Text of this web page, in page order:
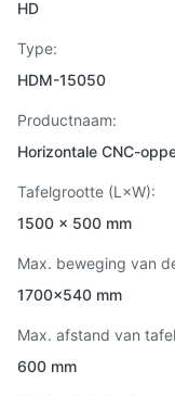
HD
Type:
HDM-15050
Productnaam:
Horizontale CNC-
Tafelgrootte (L×W):
1500 × 500 mm
Max. beweging van
1700×540 mm
Max. afstand van
600 mm